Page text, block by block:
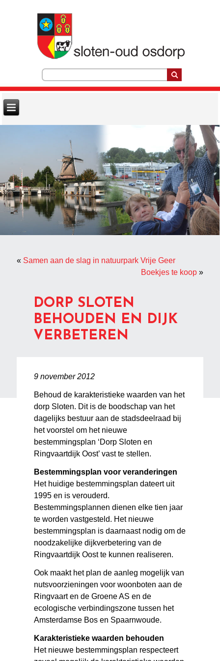
« Samen aan de slag in natuurpark Vrije Geer
Boekjes te koop»
DORP SLOTEN
BEHOUDEN EN DIJK
VERBETEREN
9 november 2012
Behoud de karakteristieke waarden van het
dorp Sloten. Dit is de boodschap van het
dagelijks bestuur aan de stadsdeelraad bij
het voorstel om het nieuwe
bestemmingsplan ‘Dorp Sloten en
Ringvaartdijk Oost’ vast te stellen.
Bestemmingsplan voor veranderingen
Het huidige bestemmingsplan dateert uit
1995 en is verouderd.
Bestemmingsplannen dienen elke tien jaar
te worden vastgesteld. Het nieuwe
bestemmingsplan is daarnaast nodig om de
noodzakelijke dijkverbetering van de
Ringvaartdijk Oost te kunnen realiseren.
Ook maakt het plan de aanleg mogelijk van
nutsvoorzieningen voor woonboten aan de
Ringvaart en de Groene AS en de
ecologische verbindingszone tussen het
Amsterdamse Bos en Spaarnwoude.
Karakteristieke waarden behouden
Het nieuwe bestemmingsplan respecteert